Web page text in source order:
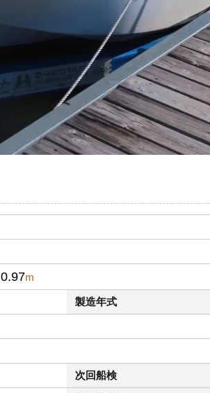
0.97m
製造年式
次回船検